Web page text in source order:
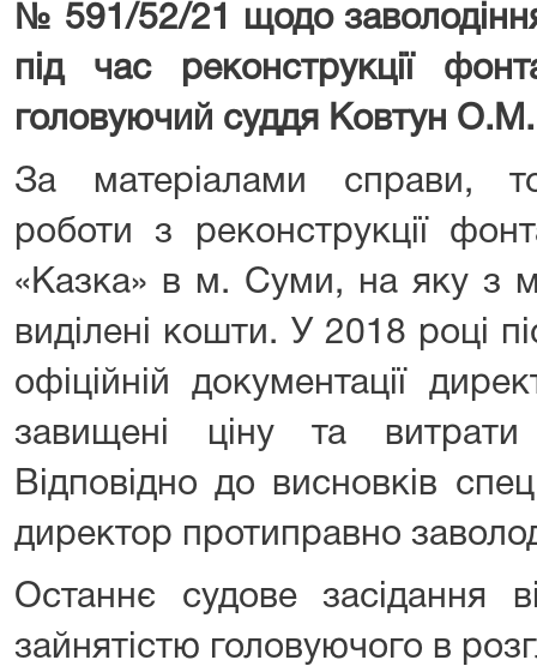
№ 591/52/21 щодо
під час реконструкції
головуючий суддя Ковтун О.М.
За матеріалами справи,
роботи з реконструкції
«Казка» в м. Суми, на яку з
виділені кошти. У 2018 році
офіційній документації
завищені ціну та
Відповідно до висновків
директор протиправно
Останнє судове засідання
зайнятістю головуючого в